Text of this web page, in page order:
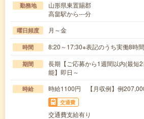
勤務地
山形県東置賜郡
高畠駅から---分
曜日頻度 月～金
時間 8:20～17:30※表記のうち実働8時間
期間
長期【ご応募から1週間以内(最短
能】即日～
時給 時給1100円 【月収例】例
交通費
交通費支給有り